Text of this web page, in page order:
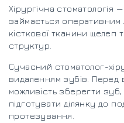
Хірургічна стоматологія
займається оперативним
кісткової тканини щелеп
структур.
Сучасний стоматолог-
видаленням зубів. Перед
можливість зберегти
підготувати ділянку до
протезування.